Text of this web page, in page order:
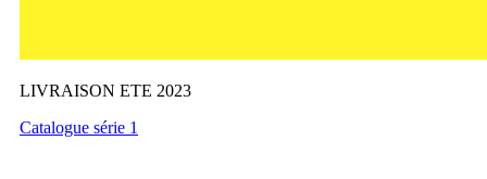
LIVRAISON ETE 2023
Catalogue série 1